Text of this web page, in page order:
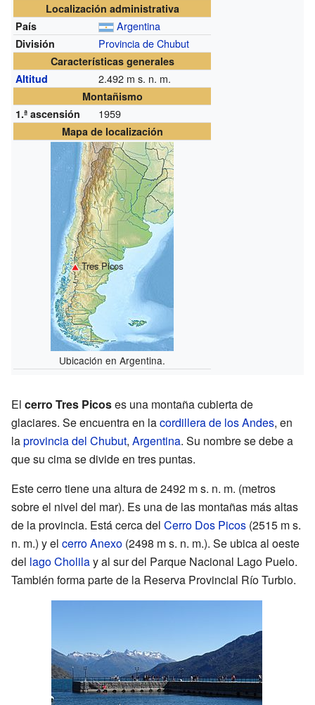
Localización administrativa
País
Argentina
División Provincia de Chubut
Características generales
Altitud
2.492 m s. n. m.
Montañismo
1.ª ascensión
1959
Mapa de localización
Tres Picos
Ubicación en Argentina.
El cerro Tres Picoses una montaña cubierta de
glaciares. Se encuentra en lacordillera de los Andes, en
laprovincia del Chubut, Argentina. Su nombre se debe a
que su cima se divide en tres puntas.
Este cerro tiene una altura de 2492 m s. n. m. (metros
sobre el nivel del mar). Es una de las montañas más altas
de la provincia. Está cerca del Cerro Dos Picos (2515 m s.
n. m.) y el cerro Anexo (2498 m s. n. m.). Se ubica al oeste
del lago Cholilay al sur del Parque Nacional Lago Puelo.
También forma parte de la Reserva Provincial Río Turbio.